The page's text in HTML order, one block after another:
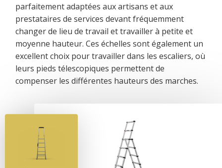
parfaitement adaptées aux artisans et aux
prestataires de services devant fréquemment
changer de lieu de travail et travailler à petite et
moyenne hauteur. Ces échelles sont également un
excellent choix pour travailler dans les escaliers, où
leurs pieds télescopiques permettent de
compenser les différentes hauteurs des marches.